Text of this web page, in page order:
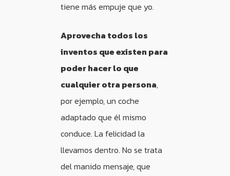
tiene más empuje que yo.
Aprovecha todos los
inventos que existen para
poder hacer lo que
cualquier otra persona,
por ejemplo, un coche
adaptado que él mismo
conduce. La felicidad la
llevamos dentro. No se trata
del manido mensaje, que